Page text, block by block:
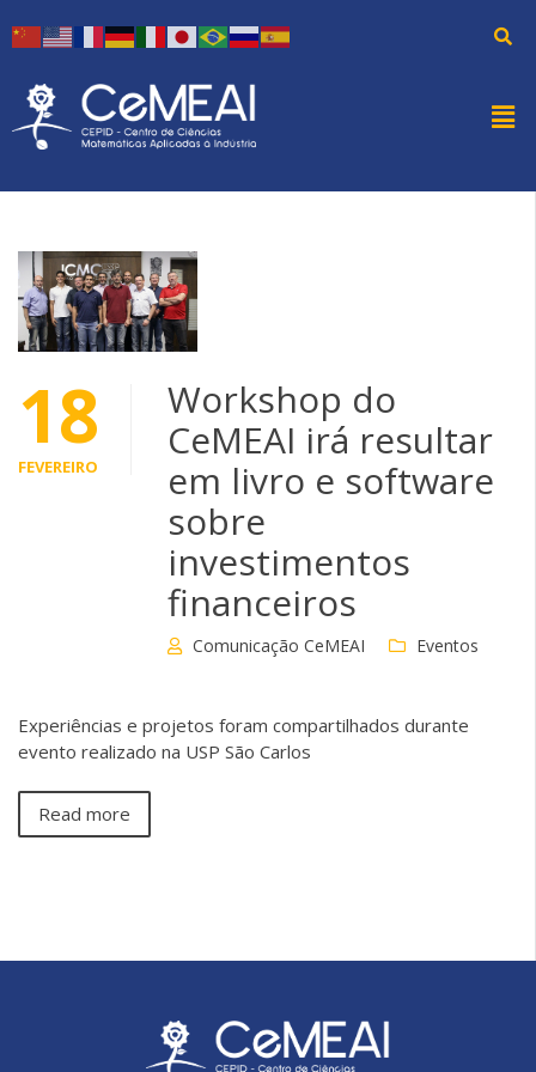
18
FEVEREIRO
Workshop do
CeMEAI irá resultar
em livro e software
sobre
investimentos
financeiros
Comunicação CeMEAI Eventos
Experiências e projetos foram compartilhados durante
evento realizado na USP São Carlos
Read more